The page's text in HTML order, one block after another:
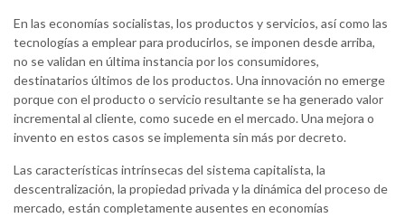
En las economías socialistas, los productos y servicios, así como las
tecnologías a emplear para producirlos, se imponen desde arriba,
no se validan en última instancia por los consumidores,
destinatarios últimos de los productos. Una innovación no emerge
porque con el producto o servicio resultante se ha generado valor
incremental al cliente, como sucede en el mercado. Una mejora o
invento en estos casos se implementa sin más por decreto.
Las características intrínsecas del sistema capitalista, la
descentralización, la propiedad privada y la dinámica del proceso de
mercado, están completamente ausentes en economías